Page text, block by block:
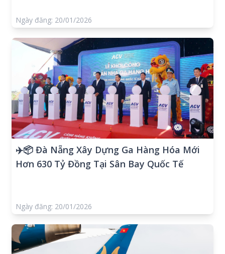
Ngày đăng: 20/01/2026
✈️📦 Đà Nẵng Xây Dựng Ga Hàng Hóa Mới
Hơn 630 Tỷ Đồng Tại Sân Bay Quốc Tế
Ngày đăng: 20/01/2026